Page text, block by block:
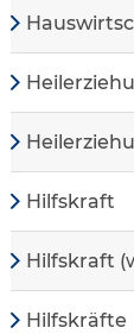
Hilfskraft
Hilfskraft
Hilfskräfte